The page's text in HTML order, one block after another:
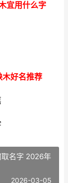
宜用什么字
好名推荐
名字 2026年
2026-03-05